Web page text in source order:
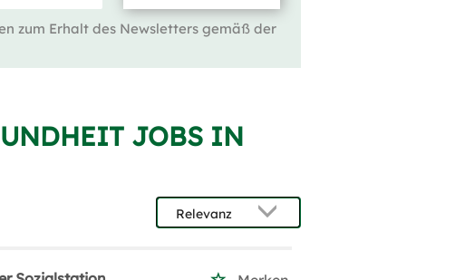
zum Erhalt des Newsletters gemäß der
JOBS IN